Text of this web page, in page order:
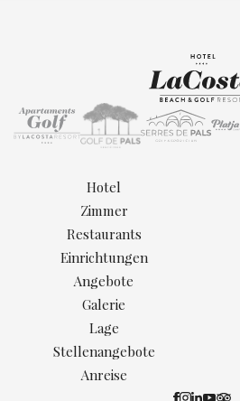
Hotel
Zimmer
Restaurants
Einrichtungen
Angebote
Galerie
Lage
Stellenangebote
Anreise